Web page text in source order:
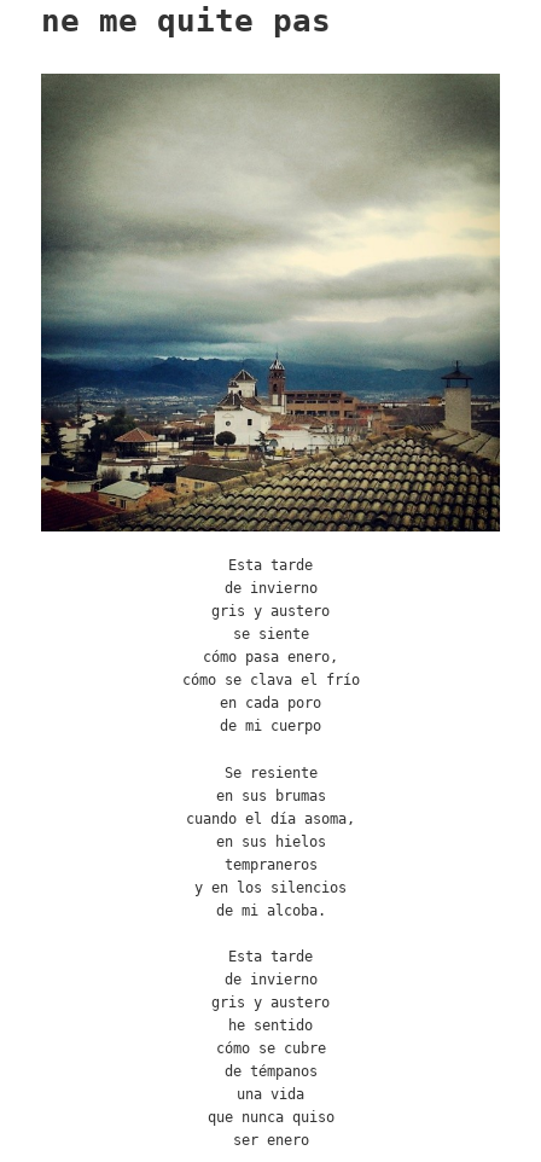
ne me quite pas
Esta tarde
de invierno
gris y austero
se siente
cómo pasa enero,
cómo se clava el frío
en cada poro
de mi cuerpo
Se resiente
en sus brumas
cuando el día asoma,
en sus hielos
tempraneros
y en los silencios
de mi alcoba.
Esta tarde
de invierno
gris y austero
he sentido
cómo se cubre
de témpanos
una vida
que nunca quiso
ser enero